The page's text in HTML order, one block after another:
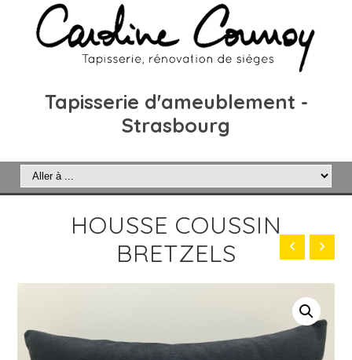
Tapisserie d'ameublement -
Strasbourg
HOUSSE COUSSIN
BRETZELS